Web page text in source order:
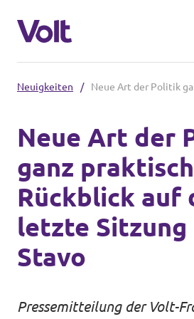
Website Volt Darmstadt
Website Volt Hessen
Lokale Teams
Volt in Deutschland
Programm
Über Volt
Menschen
Neuigkeiten
Neuigkeiten /
Neue Art der
ganz
Rückblick auf
letzte Sitzung
Stavo
Pressemitteilung der Volt-